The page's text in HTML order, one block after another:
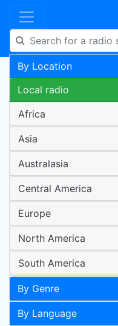
By Location
Local radio
Africa
Asia
Australasia
Central America
Europe
North America
South America
By Genre
By Language